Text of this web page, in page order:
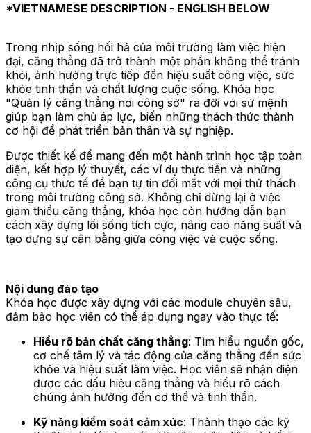
*VIETNAMESE DESCRIPTION - ENGLISH BELOW
Trong nhịp sống hối hả của môi trường làm việc hiện
đại, căng thẳng đã trở thành một phần không thể tránh
khỏi, ảnh hưởng trực tiếp đến hiệu suất công việc, sức
khỏe tinh thần và chất lượng cuộc sống. Khóa học
"Quản lý căng thẳng nơi công sở" ra đời với sứ mệnh
giúp bạn làm chủ áp lực, biến những thách thức thành
cơ hội để phát triển bản thân và sự nghiệp.
Được thiết kế để mang đến một hành trình học tập toàn
diện, kết hợp lý thuyết, các ví dụ thực tiễn và những
công cụ thực tế để bạn tự tin đối mặt với mọi thử thách
trong môi trường công sở. Không chỉ dừng lại ở việc
giảm thiểu căng thẳng, khóa học còn hướng dẫn bạn
cách xây dựng lối sống tích cực, nâng cao năng suất và
tạo dựng sự cân bằng giữa công việc và cuộc sống.
Nội dung đào tạo
Khóa học được xây dựng với các module chuyên sâu,
đảm bảo học viên có thể áp dụng ngay vào thực tế:
Hiểu rõ bản chất căng thẳng: Tìm hiểu nguồn gốc,
cơ chế tâm lý và tác động của căng thẳng đến sức
khỏe và hiệu suất làm việc. Học viên sẽ nhận diện
được các dấu hiệu căng thẳng và hiểu rõ cách
chúng ảnh hưởng đến cơ thể và tinh thần.
Kỹ năng kiểm soát cảm xúc: Thành thạo các kỹ